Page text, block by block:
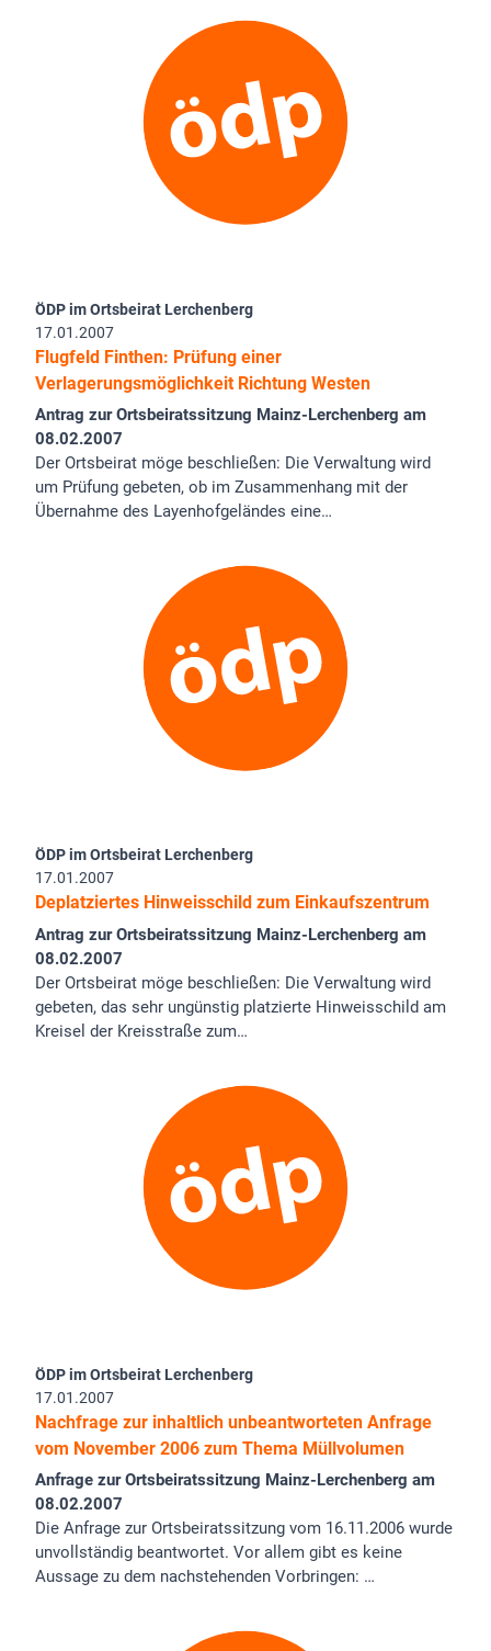
ÖDP im Ortsbeirat Lerchenberg
17.01.2007
Flugfeld Finthen: Prüfung einer
Verlagerungsmöglichkeit Richtung Westen
Antrag zur Ortsbeiratssitzung Mainz-Lerchenberg am
08.02.2007
Der Ortsbeirat möge beschließen: Die Verwaltung wird
um Prüfung gebeten, ob im Zusammenhang mit der
Übernahme des Layenhofgeländes eine…
ÖDP im Ortsbeirat Lerchenberg
17.01.2007
Deplatziertes Hinweisschild zum Einkaufszentrum
Antrag zur Ortsbeiratssitzung Mainz-Lerchenberg am
08.02.2007
Der Ortsbeirat möge beschließen: Die Verwaltung wird
gebeten, das sehr ungünstig platzierte Hinweisschild am
Kreisel der Kreisstraße zum…
ÖDP im Ortsbeirat Lerchenberg
17.01.2007
Nachfrage zur inhaltlich unbeantworteten Anfrage
vom November 2006 zum Thema Müllvolumen
Anfrage zur Ortsbeiratssitzung Mainz-Lerchenberg am
08.02.2007
Die Anfrage zur Ortsbeiratssitzung vom 16.11.2006 wurde
unvollständig beantwortet. Vor allem gibt es keine
Aussage zu dem nachstehenden Vorbringen: …